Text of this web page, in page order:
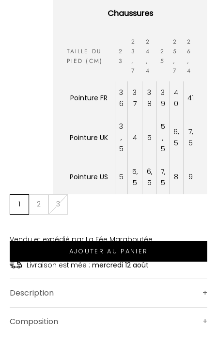
Chaussures
TAILLE DU
PIED (CM)
2
3
2
3
,
7
2
4
,
4
2
5
2
5
,
7
2
6
,
4
Pointure FR
3
6
3
7
3
8
3
9
4
0
41
Pointure UK
3
,
5
4 5
5
,
5
6,
5
7,
5
Pointure US 5
5,
5
6,
5
7,
5
8 9
1 2 3
Vendu et expédié par La Fée Maraboutée
AJOUTER AU PANIER
Livraison estimée : mercredi 12 août
Description +
Composition +